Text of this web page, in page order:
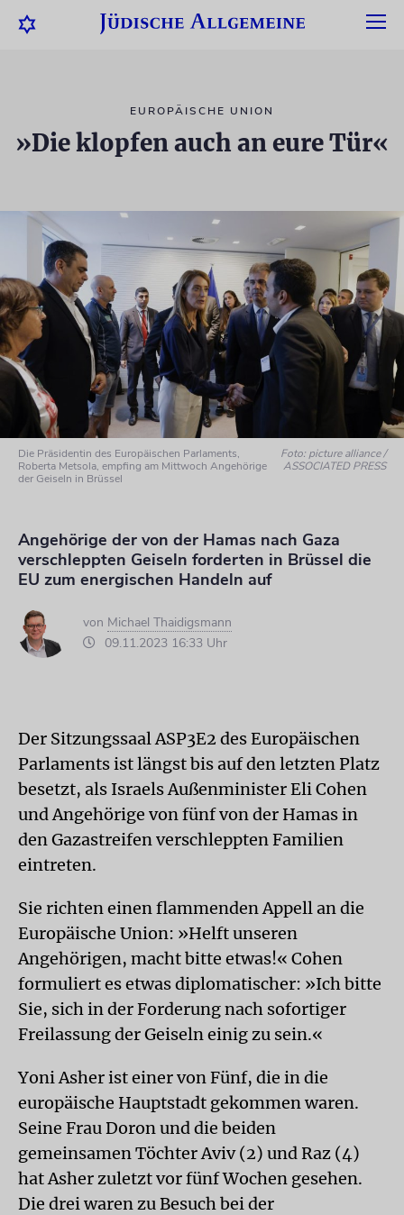
EUROPÄISCHE UNION
»Die klopfen auch an eure Tür«
Die Präsidentin des Europäischen Parlaments,
Roberta Metsola, empfing am Mittwoch Angehörige
der Geiseln in Brüssel
Foto: picture alliance /
ASSOCIATED PRESS
Angehörige der von der Hamas nach Gaza
verschleppten Geiseln forderten in Brüssel die
EU zum energischen Handeln auf
von Michael Thaidigsmann
09.11.2023 16:33 Uhr
Der Sitzungssaal ASP3E2 des Europäischen
Parlaments ist längst bis auf den letzten Platz
besetzt, als Israels Außenminister Eli Cohen
und Angehörige von fünf von der Hamas in
den Gazastreifen verschleppten Familien
eintreten.
Sie richten einen flammenden Appell an die
Europäische Union: »Helft unseren
Angehörigen, macht bitte etwas!« Cohen
formuliert es etwas diplomatischer: »Ich bitte
Sie, sich in der Forderung nach sofortiger
Freilassung der Geiseln einig zu sein.«
Yoni Asher ist einer von Fünf, die in die
europäische Hauptstadt gekommen waren.
Seine Frau Doron und die beiden
gemeinsamen Töchter Aviv (2) und Raz (4)
hat Asher zuletzt vor fünf Wochen gesehen.
Die drei waren zu Besuch bei der